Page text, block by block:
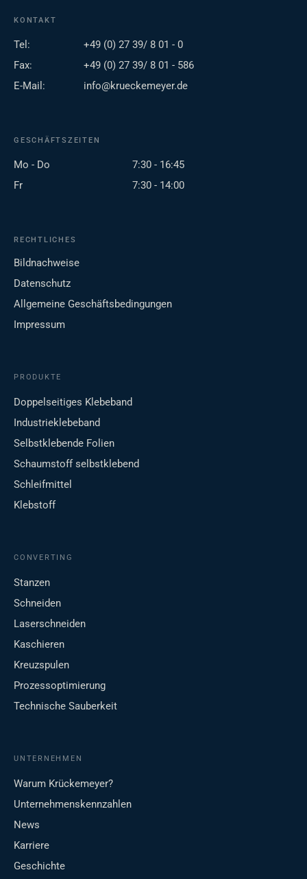
KONTAKT
Tel:
+49 (0) 27 39/ 8 01 - 0
Fax:
+49 (0) 27 39/ 8 01 - 586
E-Mail:
info@krueckemeyer.de
GESCHÄFTSZEITEN
Mo - Do
7:30 - 16:45
Fr
7:30 - 14:00
RECHTLICHES
Bildnachweise
Datenschutz
Allgemeine Geschäftsbedingungen
Impressum
PRODUKTE
Doppelseitiges Klebeband
Industrieklebeband
Selbstklebende Folien
Schaumstoff selbstklebend
Schleifmittel
Klebstoff
CONVERTING
Stanzen
Schneiden
Laserschneiden
Kaschieren
Kreuzspulen
Prozessoptimierung
Technische Sauberkeit
UNTERNEHMEN
Warum Krückemeyer?
Unternehmenskennzahlen
News
Karriere
Geschichte